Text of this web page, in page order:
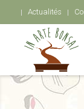
Actualités